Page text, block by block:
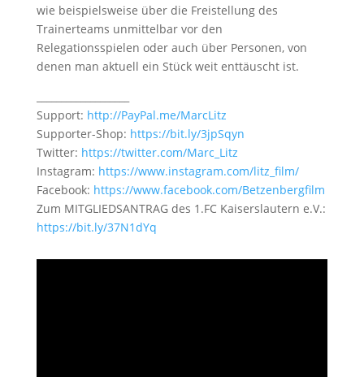
wie beispielsweise über die Freistellung des
Trainerteams unmittelbar vor den
Relegationsspielen oder auch über Personen, von
denen man aktuell ein Stück weit enttäuscht ist.
Support: http://PayPal.me/MarcLitz
Supporter-Shop: https://bit.ly/3jpSqyn
Twitter: https://twitter.com/Marc_Litz
Instagram: https://www.instagram.com/litz_film/
Facebook: https://www.facebook.com/Betzenbergfilm
Zum MITGLIEDSANTRAG des 1.FC Kaiserslautern e.V.:
https://bit.ly/37N1dYq